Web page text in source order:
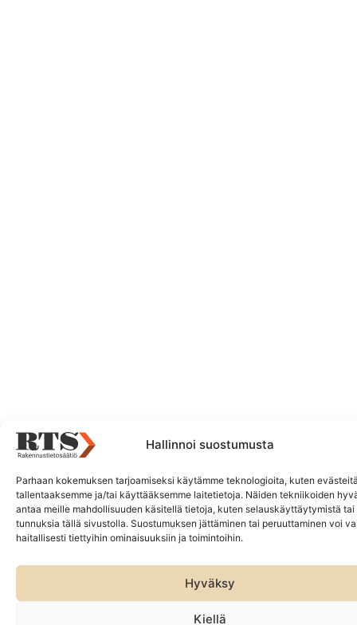
Hallinnoi suostumusta
Parhaan kokemuksen tarjoamiseksi käytämme teknologioita, kuten
tallentaaksemme ja/tai käyttääksemme laitetietoja. Näiden tekniikoiden
antaa meille mahdollisuuden käsitellä tietoja, kuten selauskäyttäytymistä
tunnuksia tällä sivustolla. Suostumuksen jättäminen tai peruuttaminen voi
haitallisesti tiettyihin ominaisuuksiin ja toimintoihin.
Hyväksy
Kiellä